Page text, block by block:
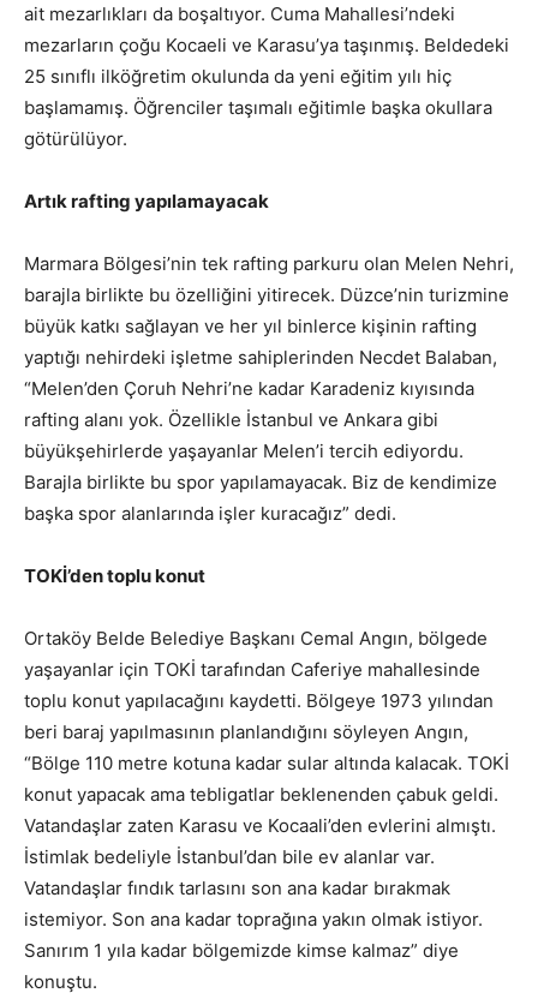
ait mezarlıkları da boşaltıyor. Cuma Mahallesi’ndeki
mezarların çoğu Kocaeli ve Karasu’ya taşınmış. Beldedeki
25 sınıflı ilköğretim okulunda da yeni eğitim yılı hiç
başlamamış. Öğrenciler taşımalı eğitimle başka okullara
götürülüyor.
Artık rafting yapılamayacak
Marmara Bölgesi’nin tek rafting parkuru olan Melen Nehri,
barajla birlikte bu özelliğini yitirecek. Düzce’nin turizmine
büyük katkı sağlayan ve her yıl binlerce kişinin rafting
yaptığı nehirdeki işletme sahiplerinden Necdet Balaban,
“Melen’den Çoruh Nehri’ne kadar Karadeniz kıyısında
rafting alanı yok. Özellikle İstanbul ve Ankara gibi
büyükşehirlerde yaşayanlar Melen’i tercih ediyordu.
Barajla birlikte bu spor yapılamayacak. Biz de kendimize
başka spor alanlarında işler kuracağız” dedi.
TOKİ’den toplu konut
Ortaköy Belde Belediye Başkanı Cemal Angın, bölgede
yaşayanlar için TOKİ tarafından Caferiye mahallesinde
toplu konut yapılacağını kaydetti. Bölgeye 1973 yılından
beri baraj yapılmasının planlandığını söyleyen Angın,
“Bölge 110 metre kotuna kadar sular altında kalacak. TOKİ
konut yapacak ama tebligatlar beklenenden çabuk geldi.
Vatandaşlar zaten Karasu ve Kocaali’den evlerini almıştı.
İstimlak bedeliyle İstanbul’dan bile ev alanlar var.
Vatandaşlar fındık tarlasını son ana kadar bırakmak
istemiyor. Son ana kadar toprağına yakın olmak istiyor.
Sanırım 1 yıla kadar bölgemizde kimse kalmaz” diye
konuştu.